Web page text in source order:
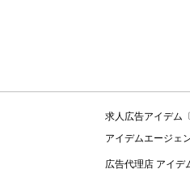
求人広告アイデム
アイデムエージェ
広告代理店 アイデ